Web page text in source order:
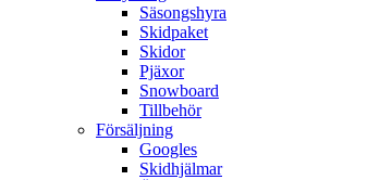
Säsongshyra
Skidpaket
Skidor
Pjäxor
Snowboard
Tillbehör
Försäljning
Googles
Skidhjälmar